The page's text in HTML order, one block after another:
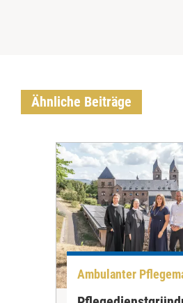
Ähnliche Beiträge
Ambulanter